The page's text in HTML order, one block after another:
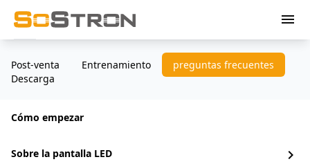
menu
Post-venta Entrenamiento
preguntas frecuentes
Descarga
Cómo empezar
Sobre la pantalla LED chevron_right